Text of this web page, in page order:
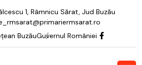
1, Râmnicu Sărat, Jud Buzău
BuzăuGuvernul României